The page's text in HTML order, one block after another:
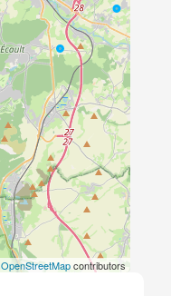
OpenStreetMapcontributors